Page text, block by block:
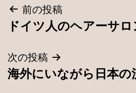
投
稿
ナ
ビ
前の投稿
ドイツ人のヘアーサロ
次の投稿
海外にいながら日本の